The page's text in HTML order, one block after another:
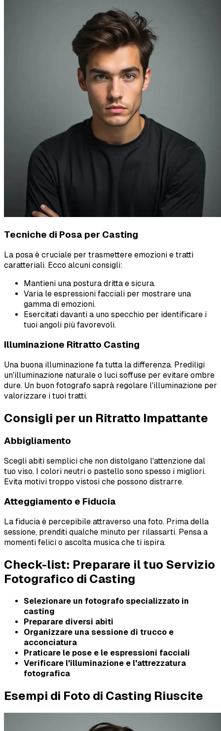
Tecniche di Posa per Casting
La posa è cruciale per trasmettere emozioni e tratti
caratteriali. Ecco alcuni consigli:
Mantieni una postura dritta e sicura.
Varia le espressioni facciali per mostrare una
gamma di emozioni.
Esercitati davanti a uno specchio per identificare i
tuoi angoli più favorevoli.
Illuminazione Ritratto Casting
Una buona illuminazione fa tutta la differenza. Prediligi
un'illuminazione naturale o luci soffuse per evitare ombre
dure. Un buon fotografo saprà regolare l'illuminazione per
valorizzare i tuoi tratti.
Consigli per un Ritratto Impattante
Abbigliamento
Scegli abiti semplici che non distolgano l'attenzione dal
tuo viso. I colori neutri o pastello sono spesso i migliori.
Evita motivi troppo vistosi che possono distrarre.
Atteggiamento e Fiducia
La fiducia è percepibile attraverso una foto. Prima della
sessione, prenditi qualche minuto per rilassarti. Pensa a
momenti felici o ascolta musica che ti ispira.
Check-list: Preparare il tuo Servizio
Fotografico di Casting
Selezionare un fotografo specializzato in
casting
Preparare diversi abiti
Organizzare una sessione di trucco e
acconciatura
Praticare le pose e le espressioni facciali
Verificare l'illuminazione e l'attrezzatura
fotografica
Esempi di Foto di Casting Riuscite